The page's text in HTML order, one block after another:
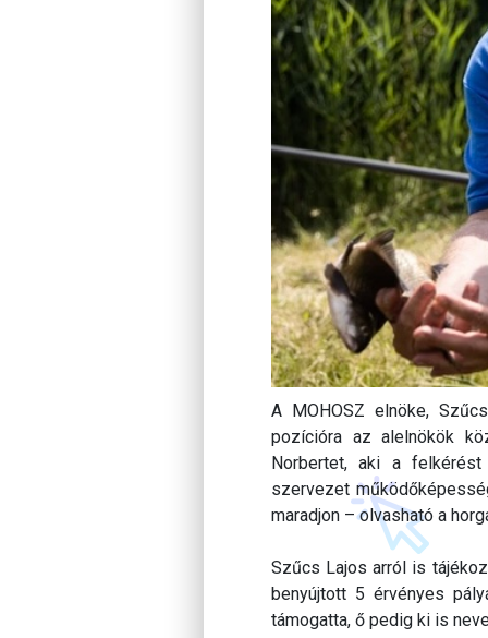
A MOHOSZ elnöke,
pozícióra az alelnökök
Norbertet, aki a
szervezet
maradjon – olvasható a
Szűcs Lajos arról is
benyújtott 5 érvényes
támogatta, ő pedig ki is